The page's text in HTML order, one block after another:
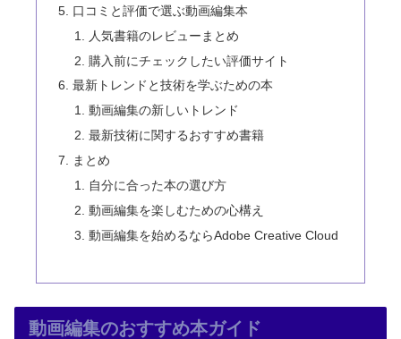
口コミと評価で選ぶ動画編集本
人気書籍のレビューまとめ
購入前にチェックしたい評価サイト
最新トレンドと技術を学ぶための本
動画編集の新しいトレンド
最新技術に関するおすすめ書籍
まとめ
自分に合った本の選び方
動画編集を楽しむための心構え
動画編集を始めるならAdobe Creative Cloud
動画編集のおすすめ本ガイド